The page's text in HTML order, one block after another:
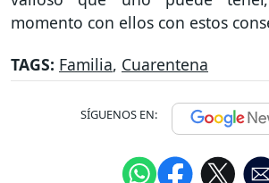
momento con ellos con estos
TAGS: Familia, Cuarentena
SÍGUENOS EN: